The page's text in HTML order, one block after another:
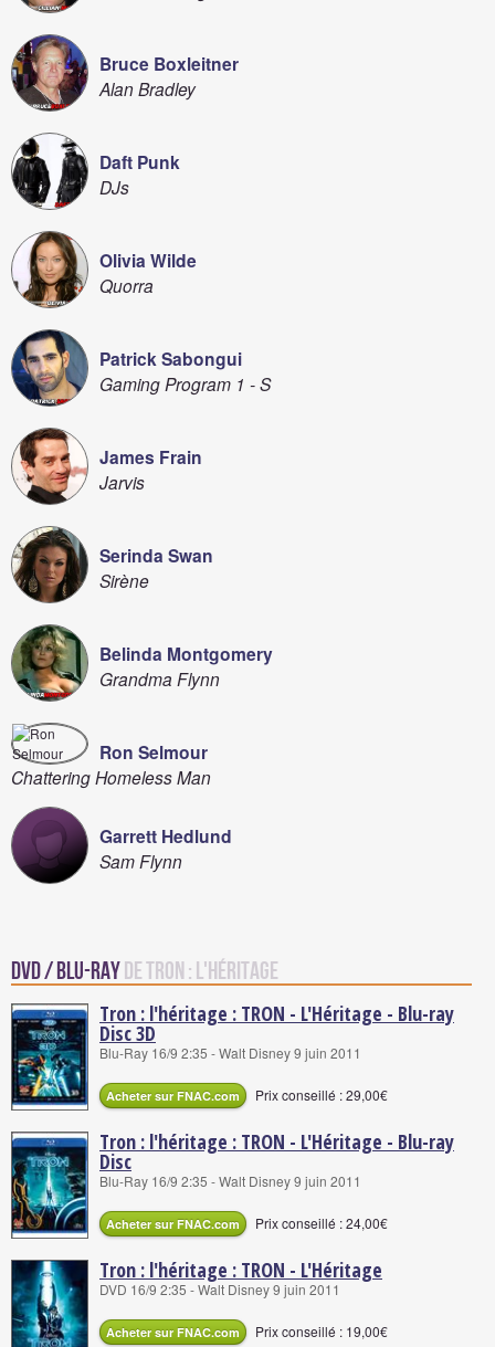
Bruce Boxleitner
Alan Bradley
Daft Punk
DJs
Olivia Wilde
Quorra
Patrick Sabongui
Gaming Program 1 - S
James Frain
Jarvis
Serinda Swan
Sirène
Belinda Montgomery
Grandma Flynn
Ron Selmour
Chattering Homeless Man
Garrett Hedlund
Sam Flynn
DVD / Blu-Rayde Tron : l'héritage
Tron : l'héritage : TRON - L'Héritage - Blu-ray
Disc 3D
Blu-Ray 16/9 2:35 - Walt Disney 9 juin 2011
Acheter sur FNAC.com Prix conseillé : 29,00€
Tron : l'héritage : TRON - L'Héritage - Blu-ray
Disc
Blu-Ray 16/9 2:35 - Walt Disney 9 juin 2011
Acheter sur FNAC.com Prix conseillé : 24,00€
Tron : l'héritage : TRON - L'Héritage
DVD 16/9 2:35 - Walt Disney 9 juin 2011
Acheter sur FNAC.com Prix conseillé : 19,00€